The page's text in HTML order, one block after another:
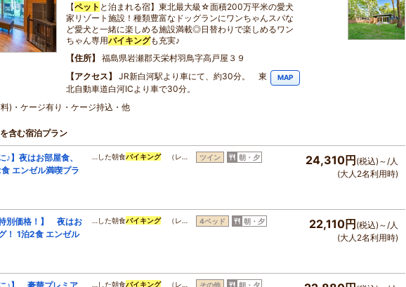
【ペット と泊まれる宿】東北最大級☆面積200万平米の愛犬
家リゾート施設！種類豊富なドッグランにワンちゃんスパな
ど愛犬と一緒に楽しめる施設満載◎日替わりで楽しめるワン
ちゃん専用バイキングも充実♪
住所
福島県岩瀬郡天栄村羽鳥字高戸屋３９
アクセス
JR新白河駅より車にて、約30分。 東
北自動車道白河ICより車で30分。
MAP
)・ケージ有り・ケージ持込・他
含む宿泊プラン
】夜はお部屋食、
エンゼル満喫プラ
…した朝食バイキング（レ… ツイン 朝・夕 24,310円(税込)～/人
(大人2名利用時)
別価格！】 夜はお
！ 1泊2食 エンゼル
…した朝食バイキング（レ… 4ベッド 朝・夕 22,110円(税込)～/人
(大人2名利用時)
…した朝食バイキング（レ… その他 朝・夕